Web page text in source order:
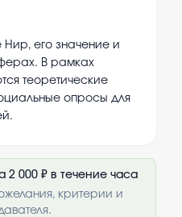
Нир, его значение и
В рамках
теоретические
опросы для
000 ₽ в течение часа
критерии и